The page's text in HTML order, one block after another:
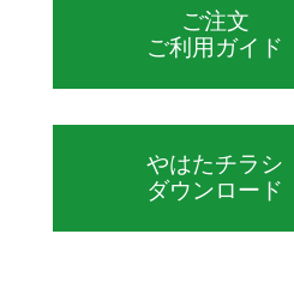
ご注文
ご利用ガイド
やはたチラシ
ダウンロード